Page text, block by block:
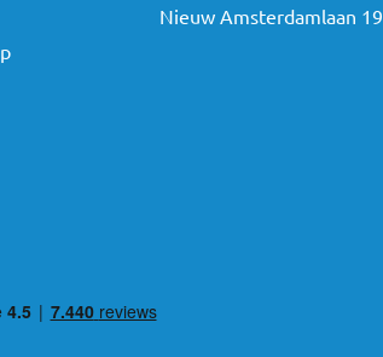
Nieuw Amsterdamlaan 19